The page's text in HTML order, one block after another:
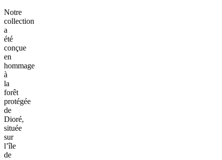
Notre
collection
a
été
conçue
en
hommage
à
la
forêt
protégée
de
Dioré,
située
sur
l’île
de